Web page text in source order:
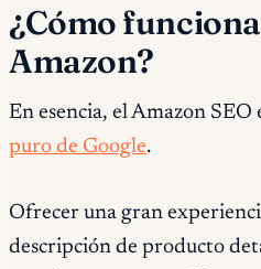
¿Cómo
Amazon?
En esencia, el Amazon SEO
puro de Google.
Ofrecer una gran
descripción de producto